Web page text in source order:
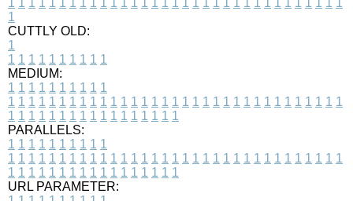
1
CUTTLY OLD:
1
1 1 1 1 1 1 1 1 1 1
MEDIUM:
1 1 1 1 1 1 1 1 1 1
1 1 1 1 1 1 1 1 1 1 1 1 1 1 1 1 1 1 1 1 1 1 1 1 1 1 1 1 1 1 1 1 1
1 1 1 1 1 1 1 1 1 1 1 1 1 1 1 1 1
PARALLELS:
1 1 1 1 1 1 1 1 1 1
1 1 1 1 1 1 1 1 1 1 1 1 1 1 1 1 1 1 1 1 1 1 1 1 1 1 1 1 1 1 1 1 1
1 1 1 1 1 1 1 1 1 1 1 1 1 1 1 1 1
URL PARAMETER: